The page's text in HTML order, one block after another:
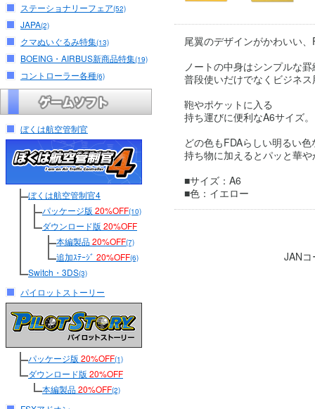
ステーショナリーフェア(52)
JAPA(2)
クマぬいぐるみ特集(13)
BOEING・AIRBUS新商品特集(19)
コントローラー各種(6)
ぼくは航空管制官
ぼくは航空管制官4
パッケージ版 20%OFF(10)
ダウンロード版 20%OFF
本編製品20%OFF(7)
追加ｽﾃｰｼﾞ 20%OFF(6)
Switch・3DS(3)
パイロットストーリー
パッケージ版 20%OFF(1)
ダウンロード版 20%OFF
本編製品20%OFF(2)
尾翼のデザインがかわいい
ノートの中身はシンプルな
普段使いだけでなくビジネ
鞄やポケットに入る
持ち運びに便利なA6サイズ。
どの色もFDAらしい明るい色
持ち物に加えるとパッと華
■サイズ：A6
■色：イエロー
JAN